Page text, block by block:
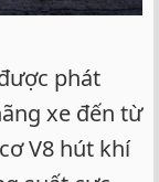
phát
xe đến từ
V8 hút khí